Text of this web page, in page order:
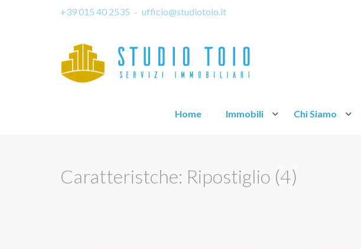
+39 015 40 2535 · ufficio@studiotoio.it
Home Immobili Chi Siamo
Caratteristche: Ripostiglio (4)